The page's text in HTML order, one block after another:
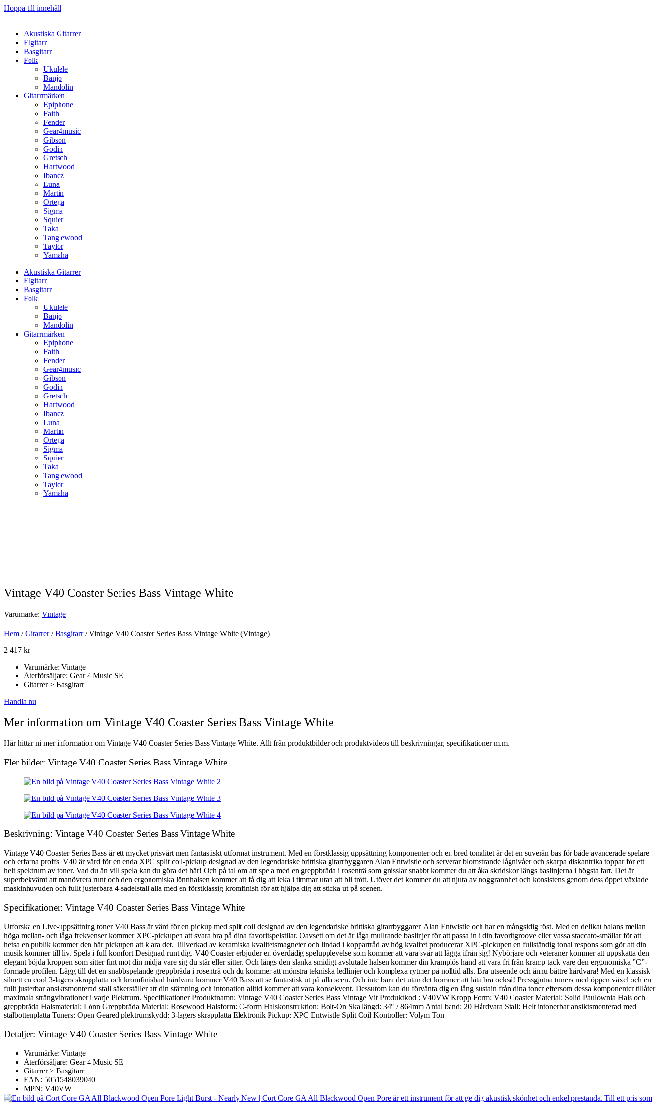
Hoppa till innehåll
Akustiska Gitarrer
Elgitarr
Basgitarr
Folk
Ukulele
Banjo
Mandolin
Gitarrmärken
Epiphone
Faith
Fender
Gear4music
Gibson
Godin
Gretsch
Hartwood
Ibanez
Luna
Martin
Ortega
Sigma
Squier
Taka
Tanglewood
Taylor
Yamaha
Akustiska Gitarrer
Elgitarr
Basgitarr
Folk
Ukulele
Banjo
Mandolin
Gitarrmärken
Epiphone
Faith
Fender
Gear4music
Gibson
Godin
Gretsch
Hartwood
Ibanez
Luna
Martin
Ortega
Sigma
Squier
Taka
Tanglewood
Taylor
Yamaha
Vintage V40 Coaster Series Bass Vintage White
Varumärke: Vintage
Hem /Gitarrer/Basgitarr/ Vintage V40 Coaster Series Bass Vintage White (Vintage)
2 417 kr
Varumärke: Vintage
Återförsäljare: Gear 4 Music SE
Gitarrer > Basgitarr
Handla nu
Mer information om Vintage V40 Coaster Series Bass Vintage White
Här hittar ni mer information om Vintage V40 Coaster Series Bass Vintage White. Allt från produktbilder och produktvideos till beskrivningar, specifikationer m.m.
Fler bilder: Vintage V40 Coaster Series Bass Vintage White
Beskrivning: Vintage V40 Coaster Series Bass Vintage White
Vintage V40 Coaster Series Bass är ett mycket prisvärt men fantastiskt utformat instrument. Med en förstklassig uppsättning komponenter och en bred tonalitet är det en suverän bas för både avancerade spelare
och erfarna proffs. V40 är värd för en enda XPC split coil-pickup designad av den legendariske brittiska gitarrbyggaren Alan Entwistle och serverar blomstrande lågnivåer och skarpa diskantrika toppar för ett
helt spektrum av toner. Vad du än vill spela kan du göra det här! Och på tal om att spela med en greppbräda i rosenträ som gnisslar snabbt kommer du att åka skridskor längs baslinjerna i högsta fart. Det är
superbekvämt att manövrera runt och den ergonomiska lönnhalsen kommer att få dig att leka i timmar utan att bli trött. Utöver det kommer du att njuta av noggrannhet och konsistens genom dess öppet växlade
maskinhuvuden och fullt justerbara 4-sadelstall alla med en förstklassig kromfinish för att hjälpa dig att sticka ut på scenen.
Specifikationer: Vintage V40 Coaster Series Bass Vintage White
Utforska en Live-uppsättning toner V40 Bass är värd för en pickup med split coil designad av den legendariske brittiska gitarrbyggaren Alan Entwistle och har en mångsidig röst. Med en delikat balans mellan
höga mellan- och låga frekvenser kommer XPC-pickupen att svara bra på dina favoritspelstilar. Oavsett om det är låga mullrande baslinjer för att passa in i din favoritgroove eller vassa staccato-smällar för att
hetsa en publik kommer den här pickupen att klara det. Tillverkad av keramiska kvalitetsmagneter och lindad i koppartråd av hög kvalitet producerar XPC-pickupen en fullständig tonal respons som gör att din
musik kommer till liv. Spela i full komfort Designad runt dig. V40 Coaster erbjuder en överdådig spelupplevelse som kommer att vara svår att lägga ifrån sig! Nybörjare och veteraner kommer att uppskatta den
elegant böjda kroppen som sitter fint mot din midja vare sig du står eller sitter. Och längs den slanka smidigt avslutade halsen kommer din kramplös hand att vara fri från kramp tack vare den ergonomiska ”C”-
formade profilen. Lägg till det en snabbspelande greppbräda i rosenträ och du kommer att mönstra tekniska ledlinjer och komplexa rytmer på nolltid alls. Bra utseende och ännu bättre hårdvara! Med en klassisk
siluett en cool 3-lagers skrapplatta och kromfinishad hårdvara kommer V40 Bass att se fantastisk ut på alla scen. Och inte bara det utan det kommer att låta bra också! Pressgjutna tuners med öppen växel och en
fullt justerbar ansiktsmonterad stall säkerställer att din stämning och intonation alltid kommer att vara konsekvent. Dessutom kan du förvänta dig en lång sustain från dina toner eftersom dessa komponenter tillåter
maximala strängvibrationer i varje Plektrum. Specifikationer Produktnamn: Vintage V40 Coaster Series Bass Vintage Vit Produktkod : V40VW Kropp Form: V40 Coaster Material: Solid Paulownia Hals och
greppbräda Halsmaterial: Lönn Greppbräda Material: Rosewood Halsform: C-form Halskonstruktion: Bolt-On Skallängd: 34″ / 864mm Antal band: 20 Hårdvara Stall: Helt intonerbar ansiktsmonterad med
stålbottenplatta Tuners: Open Geared plektrumskydd: 3-lagers skrapplatta Elektronik Pickup: XPC Entwistle Split Coil Kontroller: Volym Ton
Detaljer: Vintage V40 Coaster Series Bass Vintage White
Varumärke: Vintage
Återförsäljare: Gear 4 Music SE
Gitarrer > Basgitarr
EAN: 5051548039040
MPN: V40VW